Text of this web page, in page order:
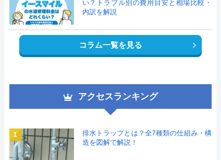
い？トラブル別の費用目安と相場比較・
内訳を解説
コラム一覧を見る
アクセスランキング
1
排水トラップとは？全7種類の仕組み・構
造を図解で解説！